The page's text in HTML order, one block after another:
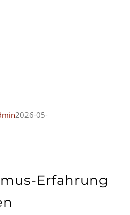
2026-05-
Erfahrung